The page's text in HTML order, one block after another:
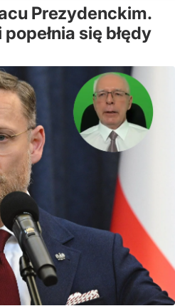
Prezydenckim.
się błędy